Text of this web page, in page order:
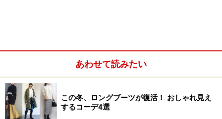
あわせて読みたい
この冬、ロングブーツが復活！ おしゃれ見え
するコーデ4選